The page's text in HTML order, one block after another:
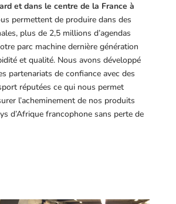
et dans le centre de la France à
permettent de produire dans des
plus de 2,5 millions d’agendas
parc machine dernière génération
et qualité. Nous avons développé
partenariats de confiance avec des
réputées ce qui nous permet
l’acheminement de nos produits
d’Afrique francophone sans perte de